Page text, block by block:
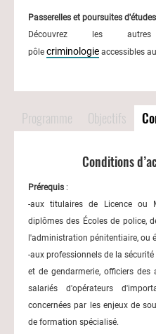
Passerelles et poursuites
Découvrez les
pôle criminologie accessibles
Programme Objectifs
Conditions
Prérequis :
-aux titulaires de Licence ou
diplômes des Écoles de police,
l'administration pénitentiaire, ou
-aux professionnels de la
et de gendarmerie, officiers des
salariés d'opérateurs
concernées par les enjeux de
de formation spécialisé.